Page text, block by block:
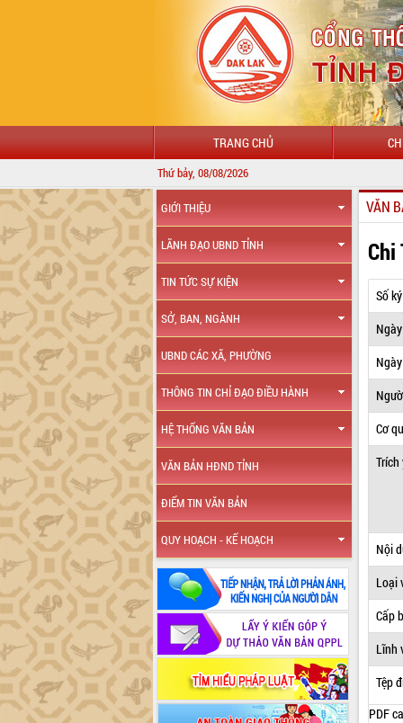
TRANG CHỦ
Thứ bảy, 08/08/2026
GIỚI THIỆU
LÃNH ĐẠO UBND TỈNH
TIN TỨC SỰ KIỆN
SỞ, BAN, NGÀNH
UBND CÁC XÃ, PHƯỜNG
THÔNG TIN CHỈ ĐẠO ĐIỀU HÀNH
HỆ THỐNG VĂN BẢN
VĂN BẢN HĐND TỈNH
ĐIỂM TIN VĂN BẢN
QUY HOẠCH - KẾ HOẠCH
VĂN
Chi
Số
Cơ
Trích
Nội
Loại
Cấp
Lĩnh
Tệp
PDF